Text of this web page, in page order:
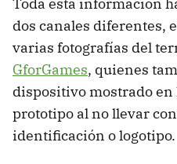
dos canales diferentes,
varias fotografías del
GforGames, quienes
dispositivo mostrado en
prototipo al no llevar
identificación o logotipo.